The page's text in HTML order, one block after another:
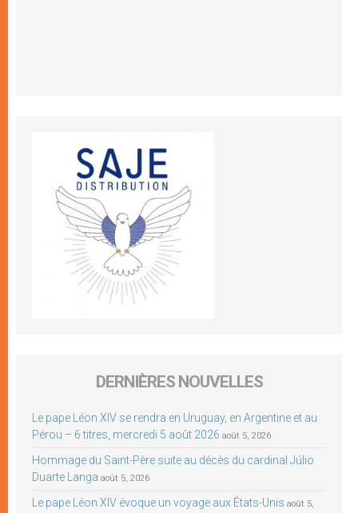
DERNIÈRES NOUVELLES
Le pape Léon XIV se rendra en Uruguay, en Argentine et au
Pérou – 6 titres, mercredi 5 août 2026 août 5, 2026
Hommage du Saint-Père suite au décès du cardinal Júlio
Duarte Langa août 5, 2026
Le pape Léon XIV évoque un voyage aux États-Unis août 5,